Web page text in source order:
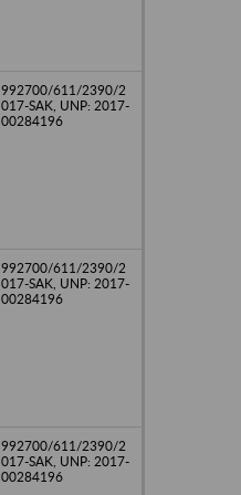
992700/611/2390/2
017-SAK, UNP: 2017-
00284196
992700/611/2390/2
017-SAK, UNP: 2017-
00284196
992700/611/2390/2
017-SAK, UNP: 2017-
00284196